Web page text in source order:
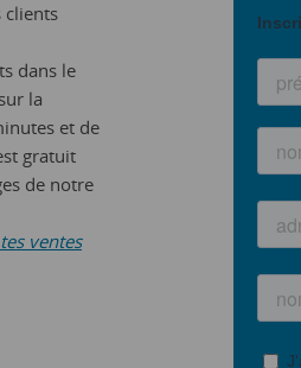
clients
dans le
la
et de
gratuit
de notre
ventes